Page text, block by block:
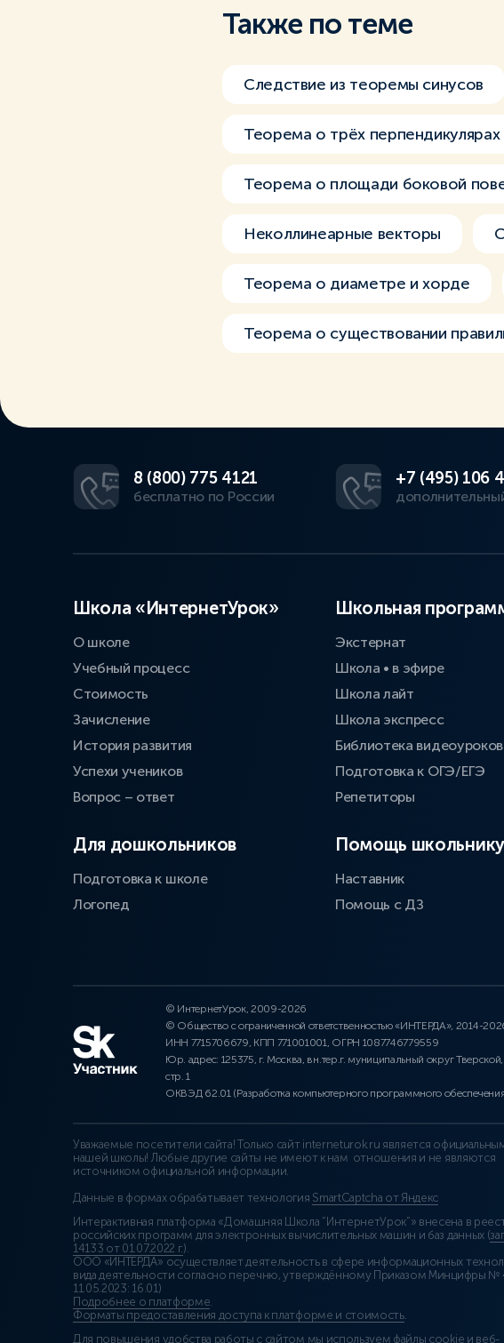
Также по теме
Следствие из теоремы синусов
Теорема о трёх перпендикулярах
Теорема о площади боковой
Неколлинеарные векторы
Теорема о диаметре и хорде
Теорема о существовании
8 (800) 775 4121
бесплатно по России
+7 (495) 106
Школа «ИнтернетУрок»
О школе
Учебный процесс
Стоимость
Зачисление
История развития
Успехи учеников
Вопрос – ответ
Для дошкольников
Подготовка к школе
Логопед
Школьная
Экстернат
Школа • в эфире
Школа лайт
Школа экспресс
Библиотека видеоуроков
Подготовка к ОГЭ/ЕГЭ
Репетиторы
Помощь школьнику
Наставник
Помощь с ДЗ
© ИнтернетУрок, 2009-2026
© Общество с ограниченной ответственностью «ИНТЕРДА», 2014-
ИНН 7715706679, КПП 771001001, ОГРН 1087746779559
Юр. адрес: 125375, г. Москва, вн.тер.г. муниципальный округ Тверской,
стр. 1
ОКВЭД 62.01 (Разработка компьютерного программного
Уважаемые посетители сайта! Только сайт interneturok.ru является
нашей школы! Любые другие сайты не имеют к нам отношения и не являются
источником официальной информации.
Данные в формах обрабатывает технология SmartCaptcha от Яндекс
Интерактивная платформа «Домашняя Школа “ИнтернетУрок”» внесена в
российских программ для электронных вычислительных машин и баз данных (
14133 от 01.07.2022 г.).
ООО «ИНТЕРДА» осуществляет деятельность в сфере информационных
вида деятельности согласно перечню, утверждённому Приказом Минцифры №
11.05.2023: 16.01)
Подробнее о платформе.
Форматы предоставления доступа к платформе и стоимость.
Для повышения удобства работы с сайтом мы используем файлы cookie и веб-